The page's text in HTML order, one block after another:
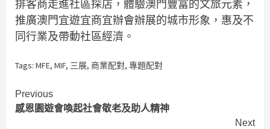
排客商走進社區探店，體驗澳門豐富的文旅元素，
推廣澳門宜遊宜商宜辦會辦展的城市形象，惠及不
同行業及帶動社區經濟。
Tags: MFE, MIF, 三展, 商業配對, 專題配對
Continue
Reading
Previous
感恩園遊會喚起社會敬老及助人精神
Next